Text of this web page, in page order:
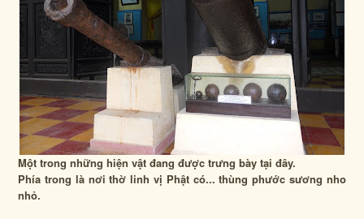
Một trong những hiện vật đang được trưng bày tại đây.
Phía trong là nơi thờ linh vị Phật có... thùng phước sương nho
nhỏ.